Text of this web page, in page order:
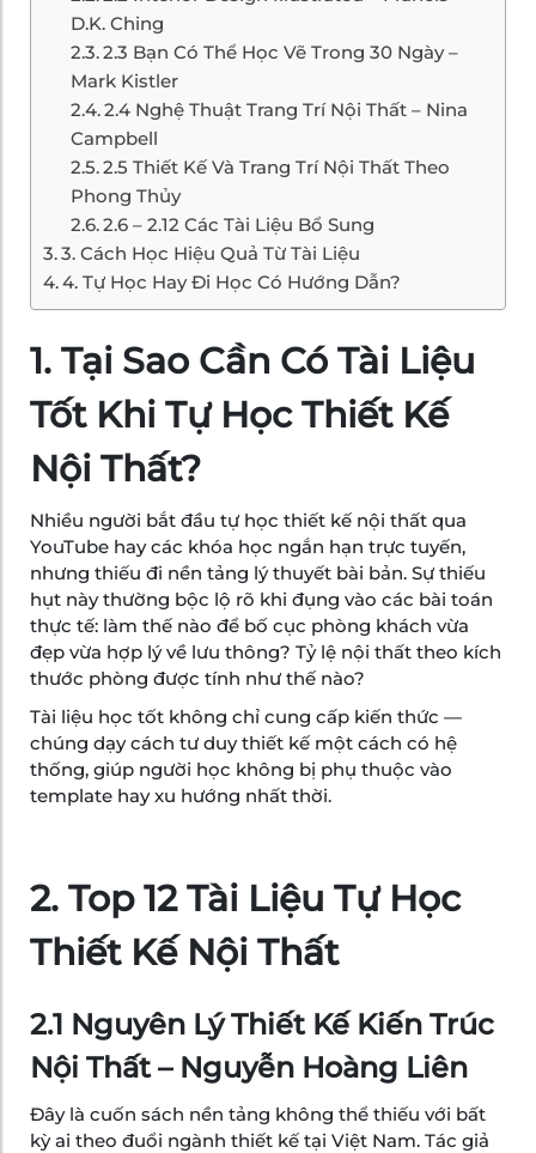
D.K. Ching
2.3 Bạn Có Thể Học Vẽ Trong 30 Ngày –
Mark Kistler
2.4 Nghệ Thuật Trang Trí Nội Thất – Nina
Campbell
2.5 Thiết Kế Và Trang Trí Nội Thất Theo
Phong Thủy
2.6 – 2.12 Các Tài Liệu Bổ Sung
3. Cách Học Hiệu Quả Từ Tài Liệu
4. Tự Học Hay Đi Học Có Hướng Dẫn?
1. Tại Sao Cần Có Tài Liệu
Tốt Khi Tự Học Thiết Kế
Nội Thất?
Nhiều người bắt đầu tự học thiết kế nội thất qua
YouTube hay các khóa học ngắn hạn trực tuyến,
nhưng thiếu đi nền tảng lý thuyết bài bản. Sự thiếu
hụt này thường bộc lộ rõ khi đụng vào các bài toán
thực tế: làm thế nào để bố cục phòng khách vừa
đẹp vừa hợp lý về lưu thông? Tỷ lệ nội thất theo kích
thước phòng được tính như thế nào?
Tài liệu học tốt không chỉ cung cấp kiến thức —
chúng dạy cách tư duy thiết kế một cách có hệ
thống, giúp người học không bị phụ thuộc vào
template hay xu hướng nhất thời.
2. Top 12 Tài Liệu Tự Học
Thiết Kế Nội Thất
2.1 Nguyên Lý Thiết Kế Kiến Trúc
Nội Thất – Nguyễn Hoàng Liên
Đây là cuốn sách nền tảng không thể thiếu với bất
kỳ ai theo đuổi ngành thiết kế tại Việt Nam. Tác giả